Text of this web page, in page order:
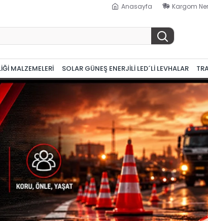
Anasayfa Kargom
MALZEMELERİ SOLAR GÜNEŞ ENERJİLİ LED´Lİ LEVHALAR